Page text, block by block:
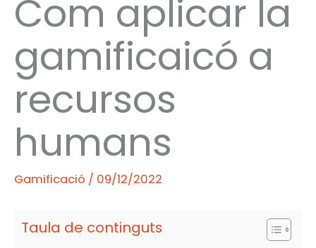
Com aplicar la
gamificaicó a
recursos
humans
Gamificació / 09/12/2022
Taula de continguts